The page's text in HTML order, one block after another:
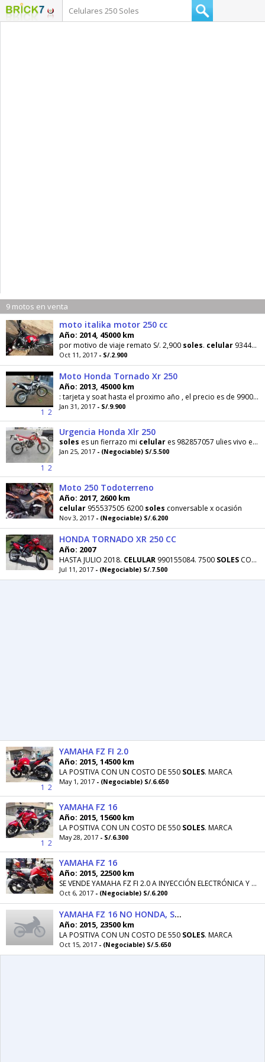
9 motos en venta
moto italika motor 250 cc
Año: 2014, 45000 km
por motivo de viaje remato S/. 2,900 soles. celular 934423016
Oct 11, 2017 - S/.2.900
1 2
Moto Honda Tornado Xr 250
Año: 2013, 45000 km
: tarjeta y soat hasta el proximo año , el precio es de 9900
Jan 31, 2017 - S/.9.900
1 2
Urgencia Honda Xlr 250
soles es un fierrazo mi celular es 982857057 ulies vivo en chilca kilómetro 63 de la panamericana sur
Jan 25, 2017 - (Negociable) S/.5.500
Moto 250 Todoterreno
Año: 2017, 2600 km
celular 955537505 6200 soles conversable x ocasión
Nov 3, 2017 - (Negociable) S/.6.200
HONDA TORNADO XR 250 CC
Año: 2007
HASTA JULIO 2018. CELULAR 990155084. 7500 SOLES CONVERSABLES
Jul 11, 2017 - (Negociable) S/.7.500
1 2
YAMAHA FZ FI 2.0
Año: 2015, 14500 km
LA POSITIVA CON UN COSTO DE 550 SOLES. MARCA
May 1, 2017 - (Negociable) S/.6.650
1 2
YAMAHA FZ 16
Año: 2015, 15600 km
LA POSITIVA CON UN COSTO DE 550 SOLES. MARCA
May 28, 2017 - S/.6.300
YAMAHA FZ 16
Año: 2015, 22500 km
SE VENDE YAMAHA FZ FI 2.0 A INYECCIÓN ELECTRÓNICA Y CON EL SISTEMA BLUE CORE, SIN DUDA UNA MOTO MUY ECONÓMICA Y MUY BUENA OPCIÓN PARA LA CIUDAD....
Oct 6, 2017 - (Negociable) S/.6.200
YAMAHA FZ 16 NO HONDA, SUZUKI, KAWASAQUI, KTM
Año: 2015, 23500 km
LA POSITIVA CON UN COSTO DE 550 SOLES. MARCA
Oct 15, 2017 - (Negociable) S/.5.650